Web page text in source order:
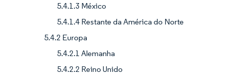
5.4.1.3 México
5.4.1.4 Restante da América do Norte
5.4.2 Europa
5.4.2.1 Alemanha
5.4.2.2 Reino Unido